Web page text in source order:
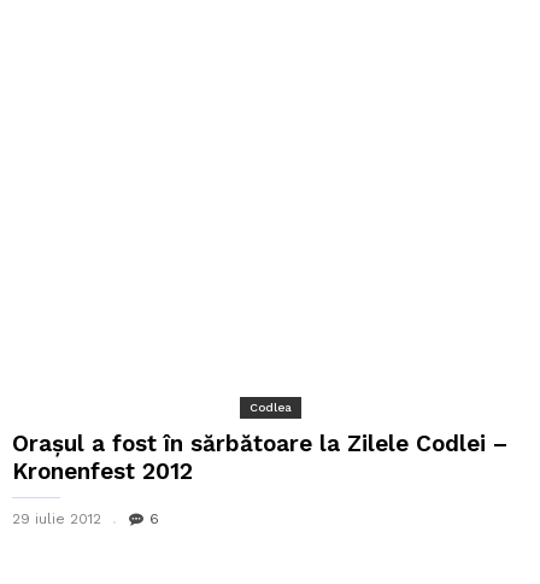
Codlea
Orașul a fost în sărbătoare la Zilele Codlei –
Kronenfest 2012
29 iulie 2012 6